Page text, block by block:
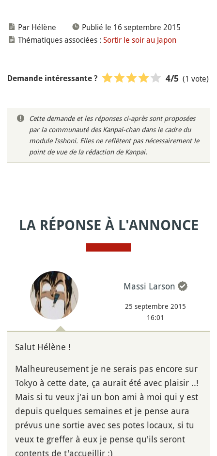
Par Hélène
Publié le 16 septembre 2015
Thématiques associées : Sortir le soir au Japon
Demande intéressante ? 4/5 (1 vote)
Cette demande et les réponses ci-après sont proposées
par la communauté des Kanpai-chan dans le cadre du
module Isshoni. Elles ne reflètent pas nécessairement le
point de vue de la rédaction de Kanpai.
LA RÉPONSE À L'ANNONCE
Massi Larson
25 septembre 2015
16:01
Salut Hélène !
Malheureusement je ne serais pas encore sur
Tokyo à cette date, ça aurait été avec plaisir ..!
Mais si tu veux j'ai un bon ami à moi qui y est
depuis quelques semaines et je pense aura
prévus une sortie avec ses potes locaux, si tu
veux te greffer à eux je pense qu'ils seront
contents de t'accueillir ;)